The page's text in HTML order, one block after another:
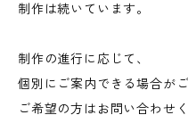
制作は続いています。
制作の進行に応じて、
個別にご案内できる場合が
ご希望の方はお問い合わせく